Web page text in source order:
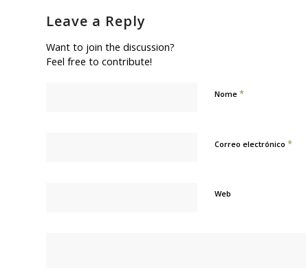
Leave a Reply
Want to join the discussion?
Feel free to contribute!
Nome *
Correo electrónico *
Web